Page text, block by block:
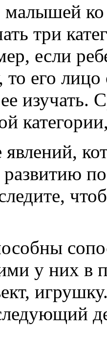
три
если
то его
изучать.
явлений,
у них в